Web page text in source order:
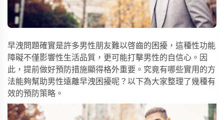
早洩問題確實是許多男性朋友難以啓齒的困擾，這種性功能
障礙不僅影響性生活品質，更可能打擊男性的自信心。因
此，提前做好預防措施顯得格外重要。究竟有哪些實用的方
法能夠幫助男性遠離早洩困擾呢？以下為大家整理了幾種有
效的預防策略。